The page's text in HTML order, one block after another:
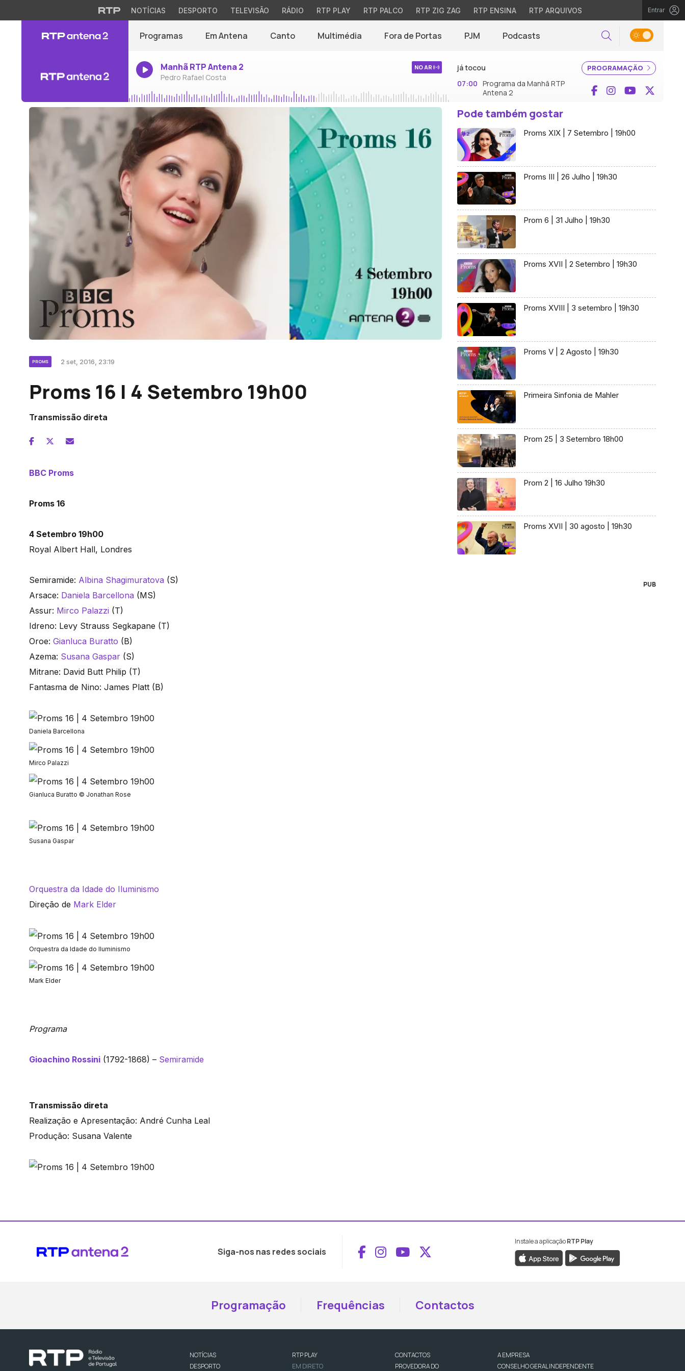
NOTÍCIAS DESPORTO TELEVISÃO RÁDIO RTP PLAY RTP PALCO RTP ZIG ZAG RTP ENSINA RTP ARQUIVOS Entrar
Programas Em Antena Canto Multimédia Fora de Portas PJM Podcasts Pesquisar
Manhã RTP Antena 2
Pedro Rafael Costa
NO AR PROGRAMAÇÃO
já tocou
07:00 Programa da Manhã RTP
Antena 2
Facebook
InstagramYouTube
PROMS 2 set, 2016, 23:19
Proms 16 | 4 Setembro 19h00
Transmissão direta
BBC Proms
Proms 16
4 Setembro 19h00
Royal Albert Hall, Londres
Semiramide: Albina Shagimuratova (S)
Arsace: Daniela Barcellona (MS)
Assur: Mirco Palazzi (T)
Idreno: Levy Strauss Segkapane (T)
Oroe: Gianluca Buratto (B)
Azema: Susana Gaspar (S)
Mitrane: David Butt Philip (T)
Fantasma de Nino: James Platt (B)
Daniela Barcellona
Mirco Palazzi
Gianluca Buratto © Jonathan Rose
Susana Gaspar
Orquestra da Idade do Iluminismo
Direção de Mark Elder
Orquestra da Idade do Iluminismo
Mark Elder
Programa
Gioachino Rossini (1792-1868) – Semiramide
Transmissão direta
Realização e Apresentação: André Cunha Leal
Produção: Susana Valente
Pode também gostar
Proms XIX | 7 Setembro | 19h00
Proms III | 26 Julho | 19h30
Prom 6 | 31 Julho | 19h30
Proms XVII | 2 Setembro | 19h30
Proms XVIII | 3 setembro | 19h30
Proms V | 2 Agosto | 19h30
Primeira Sinfonia de Mahler
Prom 25 | 3 Setembro 18h00
Prom 2 | 16 Julho 19h30
Proms XVII | 30 agosto | 19h30
PUB
Siga-nos nas redes sociais Aceder ao Facebook da RTP Antena 2
Aceder ao Instagram da RTP Antena 2
Aceder ao YouTube da RTP Antena 2
Aceder ao X da RTP Antena 2
Instale a aplicaçãoRTP Play
Programação Frequências Contactos
NOTÍCIAS
DESPORTO
RTP PLAY
EM DIRETO
CONTACTOS
PROVEDORA DO
A EMPRESA
CONSELHO GERAL INDEPENDENTE